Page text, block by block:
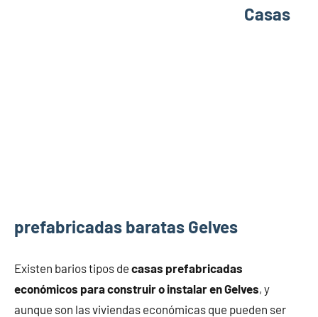
Casas
prefabricadas baratas Gelves
Existen barios tipos de casas prefabricadas
económicos para construir o instalar en Gelves, y
aunque son las viviendas económicas que pueden ser